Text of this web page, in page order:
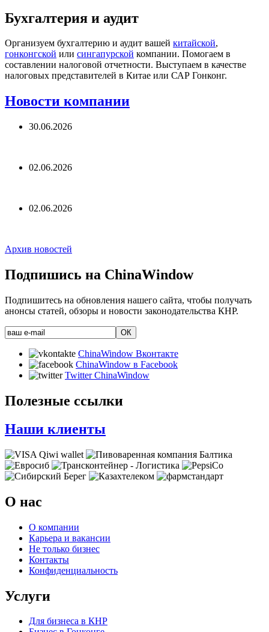
Бухгалтерия и аудит
Организуем бухгалтерию и аудит вашей китайской,
гонконгской или сингапурской компании. Помогаем в
составлении налоговой отчетности. Выступаем в качестве
налоговых представителей в Китае или САР Гонконг.
Новости компании
30.06.2026
02.06.2026
02.06.2026
Архив новостей
Подпишись на ChinaWindow
Подпишитесь на обновления нашего сайта, чтобы получать
анонсы статей, обзоры и новости законодательства КНР.
ChinaWindow Вконтакте
ChinaWindow в Facebook
Twitter ChinaWindow
Полезные ссылки
Наши клиенты
О нас
О компании
Карьера и вакансии
Не только бизнес
Контакты
Конфиденциальность
Услуги
Для бизнеса в КНР